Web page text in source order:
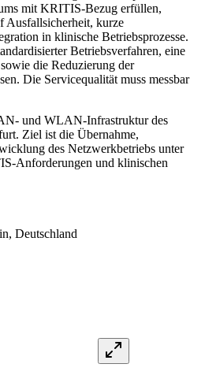
mit KRITIS-Bezug erfüllen,
Ausfallsicherheit, kurze
in klinische Betriebsprozesse.
Betriebsverfahren, eine
die Reduzierung der
Die Servicequalität muss messbar
und WLAN-Infrastruktur des
Ziel ist die Übernahme,
des Netzwerkbetriebs unter
Anforderungen und klinischen
Deutschland